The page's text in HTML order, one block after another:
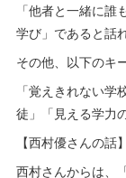
「他者と一緒に
学び」であると話
その他、以下のキ
「覚えきれない
徒」「見える学力
【西村優さんの話】
西村さんからは、